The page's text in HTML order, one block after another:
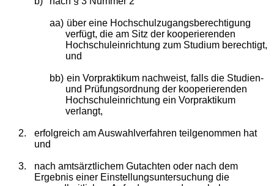
aa) über eine Hochschulzugangsberechtigung
verfügt, die am Sitz der kooperierenden
Hochschuleinrichtung zum Studium berechtigt,
und
bb) ein Vorpraktikum nachweist, falls die Studien-
und Prüfungsordnung der kooperierenden
Hochschuleinrichtung ein Vorpraktikum
verlangt,
2.
erfolgreich am Auswahlverfahren teilgenommen hat
und
3.
nach amtsärztlichem Gutachten oder nach dem
Ergebnis einer Einstellungsuntersuchung die